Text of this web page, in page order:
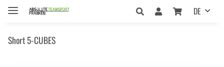
DE
Short 5-CUBES